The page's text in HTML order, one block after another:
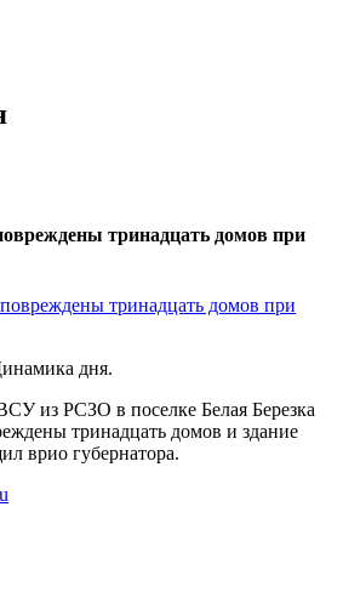
тринадцать домов при
дня.
из РСЗО в поселке Белая Березка
тринадцать домов и здание
врио губернатора.